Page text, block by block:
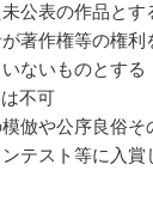
公表の作品とす
著作権等の権利
ないものとする
不可
倣や公序良俗そ
テスト等に入賞